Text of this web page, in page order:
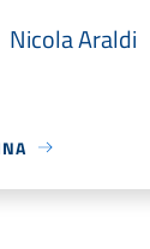
Nicola Araldi